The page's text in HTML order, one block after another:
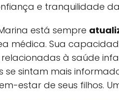
e tranquilidade
está sempre
médica. Sua
à saúde
se sintam mais
estar de seus filhos.